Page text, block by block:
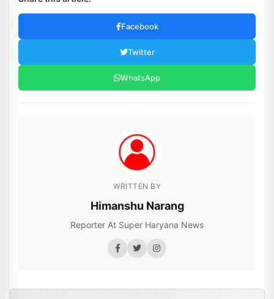
Facebook
Twitter
WhatsApp
WRITTEN BY
Himanshu Narang
Reporter At Super Haryana News